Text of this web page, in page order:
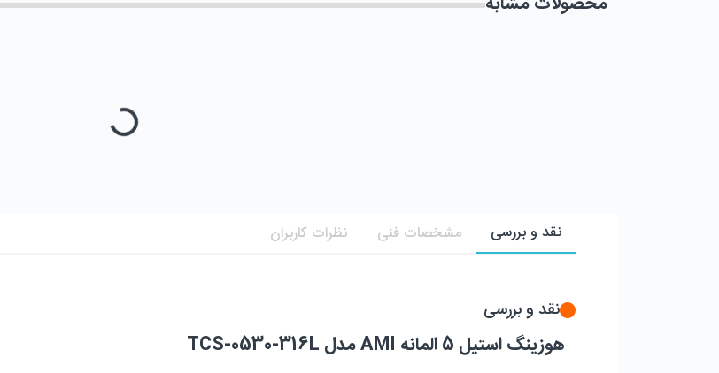
نقد و بررسی مشخصات فنی نظرات کاربران
نقد و بررسی
هوزینگ استیل 5 المانه AMI مدل TCS-0530-316L